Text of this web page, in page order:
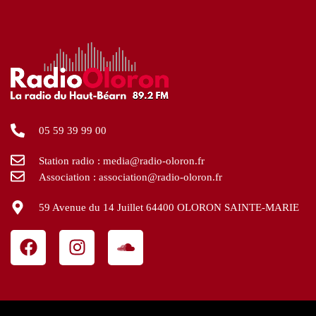
05 59 39 99 00
Station radio : media@radio-oloron.fr
Association : association@radio-oloron.fr
59 Avenue du 14 Juillet 64400 OLORON SAINTE-MARIE